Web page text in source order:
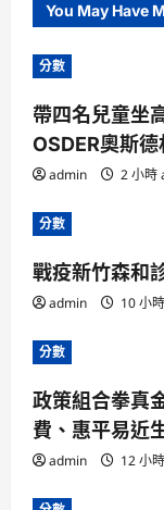
You May Have
分數
帶四名兒童坐
OSDER奧斯
admin 2 小時
分數
戰疫新竹森和
admin 10 小
分數
政策組合拳真
費、惠平易近
admin 12 小